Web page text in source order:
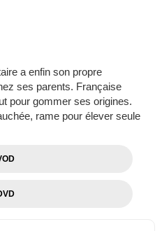
a enfin son propre
ses parents. Française
pour gommer ses origines.
rame pour élever seule